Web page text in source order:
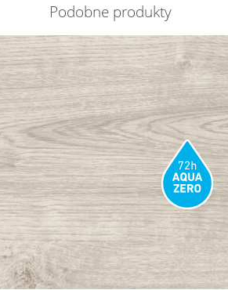
Podobne produkty